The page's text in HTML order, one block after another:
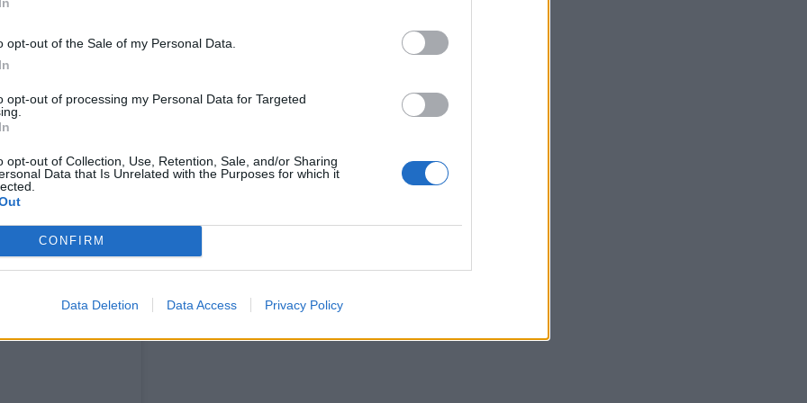
opt-out of the Sale of my Personal Data.
opt-out of processing my Personal Data for Targeted
opt-out of Collection, Use, Retention, Sale, and/or Sharing
Data that Is Unrelated with the Purposes for which it
CONFIRM
Data Deletion Data Access Privacy Policy